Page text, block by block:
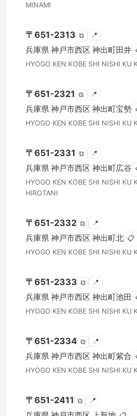
MINAMI
〒651-2313 ⧉ 📍
兵庫県 神戸市西区 神出町田井
HYOGO KEN KOBE SHI NISHI KU
〒651-2321 ⧉ 📍
兵庫県 神戸市西区 神出町宝勢
HYOGO KEN KOBE SHI NISHI KU
〒651-2331 ⧉ 📍
兵庫県 神戸市西区 神出町広谷
HYOGO KEN KOBE SHI NISHI KU
HIROTANI
〒651-2332 ⧉ 📍
兵庫県 神戸市西区 神出町北 📋
HYOGO KEN KOBE SHI NISHI KU
〒651-2333 ⧉ 📍
兵庫県 神戸市西区 神出町池田
HYOGO KEN KOBE SHI NISHI KU
〒651-2334 ⧉ 📍
兵庫県 神戸市西区 神出町紫合
HYOGO KEN KOBE SHI NISHI KU
〒651-2411 ⧉ 📍